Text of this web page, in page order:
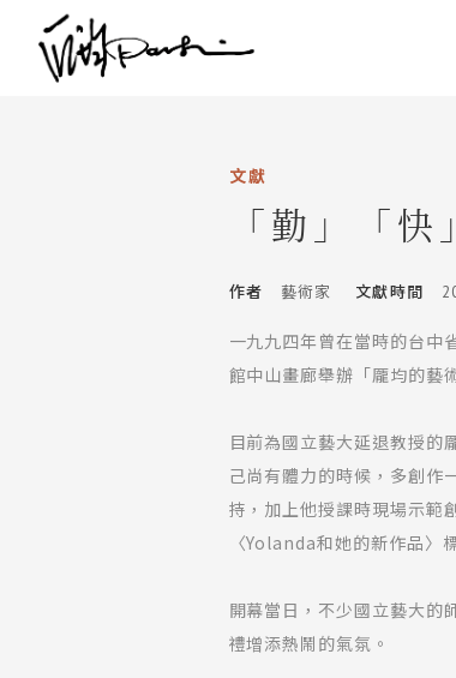
文獻
「勤」「
作者 藝術家 文獻時間
一九九四年曾在當時的台
館中山畫廊舉辦「龎均的藝
目前為國立藝大延退教授的
己尚有體力的時候，多創作
持，加上他授課時現場示範
〈Yolanda和她的新作品〉
開幕當日，不少國立藝大的
禮增添熱鬧的氣氛。